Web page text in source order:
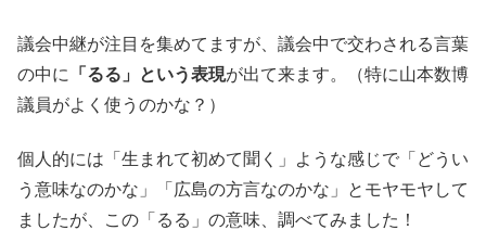
議会中継が注目を集めてますが、議会中で交わされる言葉
の中に
「るる」という表現が出て来ます。（特に山本数博
議員がよく使うのかな？）
個人的には「生まれて初めて聞く」ような感じで「どうい
う意味なのかな」「広島の方言なのかな」とモヤモヤして
ましたが、この「るる」の意味、調べてみました！